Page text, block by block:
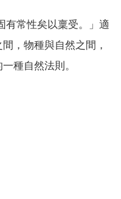
有常性矣以稟受。」適
，物種與自然之間，
種自然法則。